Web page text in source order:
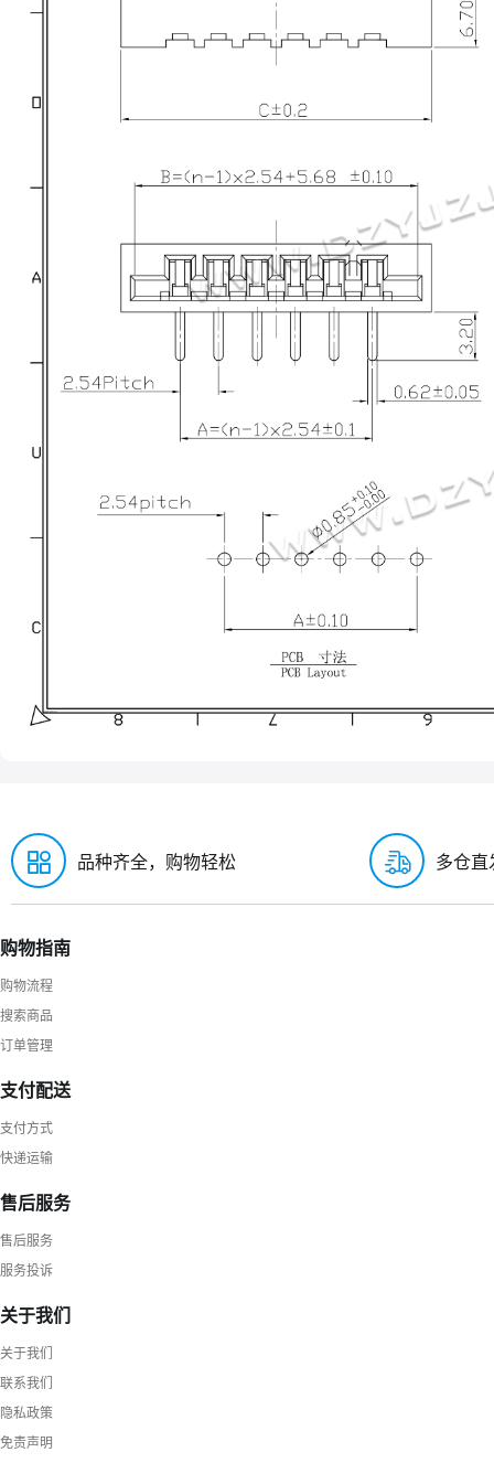
品种齐全，购物轻松 多仓直
购物指南
购物流程
搜索商品
订单管理
支付配送
支付方式
快递运输
售后服务
售后服务
服务投诉
关于我们
关于我们
联系我们
隐私政策
免责声明